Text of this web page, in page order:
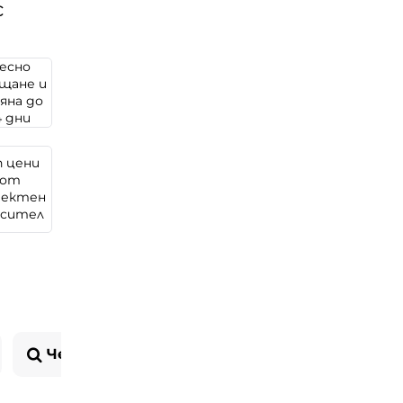
и
до
дни
цени
от
Често задавани въпроси